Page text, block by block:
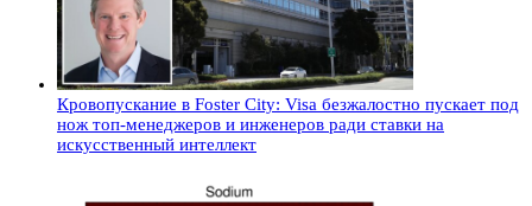
Кровопускание в Foster City: Visa безжалостно пускает под
нож топ-менеджеров и инженеров ради ставки на
искусственный интеллект